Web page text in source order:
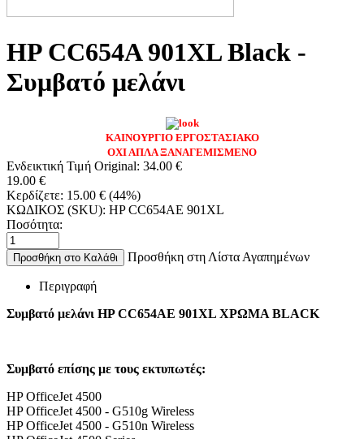
HP CC654A 901XL Black -
Συμβατό μελάνι
ΚΑΙΝΟΥΡΓΙΟ ΕΡΓΟΣΤΑΣΙΑΚΟ
ΟΧΙ ΑΠΛΑ ΞΑΝΑΓΕΜΙΣΜΕΝΟ
Ενδεικτική Τιμή Original: 34.00 €
19.00 €
Κερδίζετε: 15.00 € (44%)
ΚΩΔΙΚΟΣ (SKU): HP CC654AE 901XL
Ποσότητα:
Προσθήκη στο Καλάθι Προσθήκη στη Λίστα Αγαπημένων
Περιγραφή
Συμβατό μελάνι HP CC654AE 901XL ΧΡΩΜΑ BLACK
Συμβατό επίσης με τους εκτυπωτές:
HP OfficeJet 4500
HP OfficeJet 4500 - G510g Wireless
HP OfficeJet 4500 - G510n Wireless